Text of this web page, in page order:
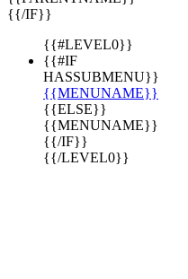
{{/IF}}
{{#LEVEL0}}
{{#IF
HASSUBMENU}}
{{MENUNAME}}
{{ELSE}}
{{MENUNAME}}
{{/IF}}
{{/LEVEL0}}